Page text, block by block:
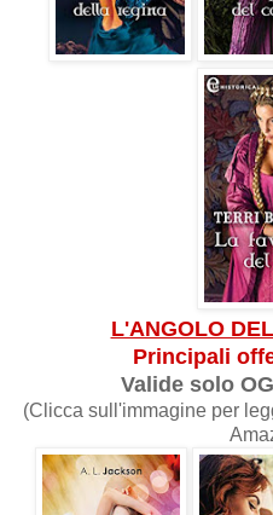
L'ANGOLO
Principali
Valide solo
(Clicca sull'immagine per